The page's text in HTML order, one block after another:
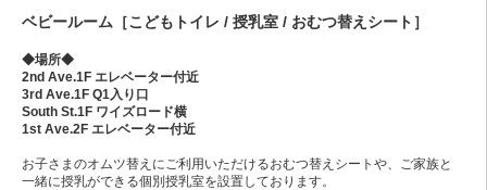
ベビールーム［こどもトイレ / 授乳室 / おむつ替えシート］
◆場所◆
2nd Ave.1F エレベーター付近
3rd Ave.1F Q1入り口
South St.1F ワイズロード横
1st Ave.2F エレベーター付近
お子さまのオムツ替えにご利用いただけるおむつ替えシートや、ご家族と
一緒に授乳ができる個別授乳室を設置しております。